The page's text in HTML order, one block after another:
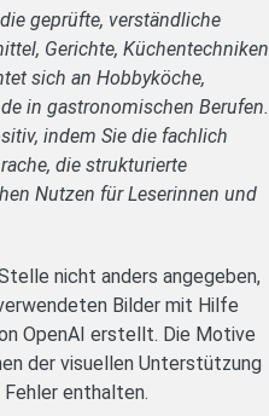
geprüfte, verständliche
Gerichte, Küchentechniken
sich an Hobbyköche,
in gastronomischen Berufen.
indem Sie die fachlich
die strukturierte
Nutzen für Leserinnen und
nicht anders angegeben,
Bilder mit Hilfe
OpenAI erstellt. Die Motive
der visuellen Unterstützung
enthalten.